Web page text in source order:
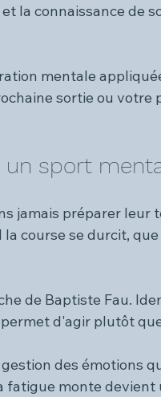
la connaissance de
mentale
sortie ou votre
un sport
jamais préparer leur
course se durcit,
de Baptiste Fau.
d'agir plutôt
des émotions
fatigue monte devient